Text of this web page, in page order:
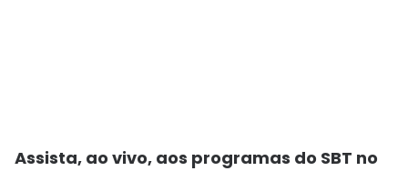
Assista, ao vivo, aos programas do SBT no